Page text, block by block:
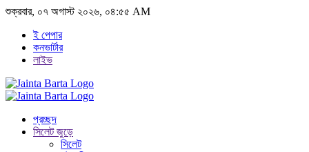
শুক্রবার, ০৭ অগাস্ট ২০২৬, ০৪:৫৫ AM
ই পেপার
কনভার্টার
লাইভ
প্রচ্ছদ
সিলেট জুড়ে
সিলেট